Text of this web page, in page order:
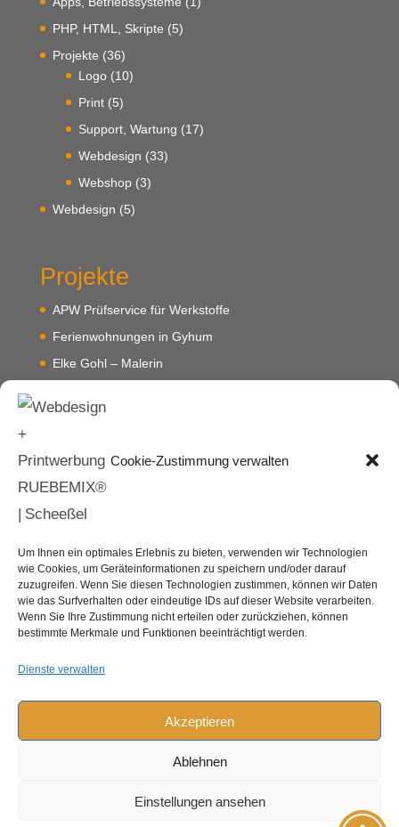
Cookie-Zustimmung verwalten
Um Ihnen ein optimales Erlebnis zu bieten, verwenden wir Technologien
wie Cookies, um Geräteinformationen zu speichern und/oder darauf
zuzugreifen. Wenn Sie diesen Technologien zustimmen, können wir Daten
wie das Surfverhalten oder eindeutige IDs auf dieser Website verarbeiten.
Wenn Sie Ihre Zustimmung nicht erteilen oder zurückziehen, können
bestimmte Merkmale und Funktionen beeinträchtigt werden.
Dienste verwalten
Akzeptieren
Ablehnen
Einstellungen ansehen
PHP, HTML, Skripte (5)
Projekte (36)
Logo(10)
Print(5)
Support, Wartung (17)
Webdesign (33)
Webshop(3)
Webdesign (5)
Projekte
APW Prüfservice für Werkstoffe
Ferienwohnungen in Gyhum
Elke Gohl – Malerin
Datahaus Publishing
Jannik Nowak
BSV-AT
Jugendgrupppe BSV-AT
Golf in Bremen und umzu
Home
Datenschutzerklärung